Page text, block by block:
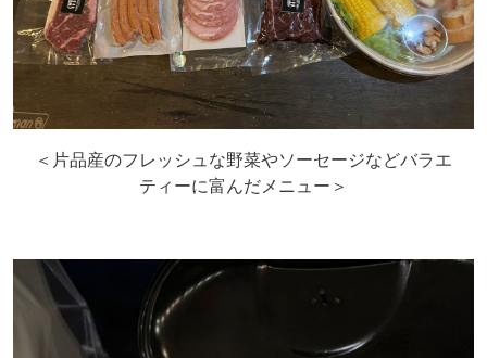
＜片品産のフレッシュな野菜やソーセージなどバラエ
ティーに富んだメニュー＞